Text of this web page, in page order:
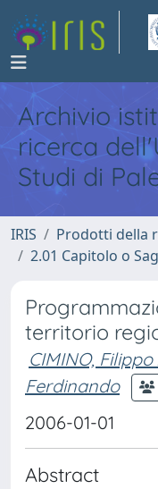
Archivio
ricerca
Studi di
IRIS Prodotti della
2.01 Capitolo o
territorio
CIMINO,
Ferdinando
2006-01-01
Abstract